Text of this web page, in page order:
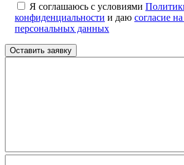
Я соглашаюсь с условиями
конфиденциальности и даю согласие
персональных данных